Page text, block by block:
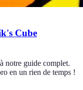
Cube
notre guide complet.
en un rien de temps !